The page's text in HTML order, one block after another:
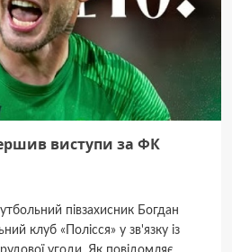
виступи за ФК
півзахисник Богдан
клуб «Полісся» у зв'язку із